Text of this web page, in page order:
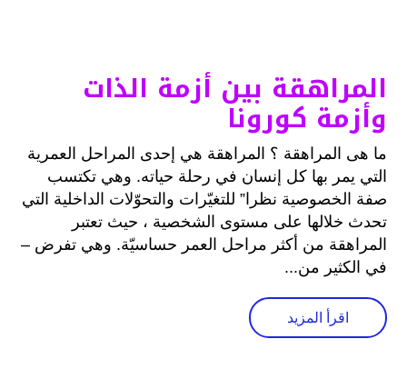
المراهقة بين أزمة الذات
وأزمة كورونا
ما هى المراهقة ؟ المراهقة هي إحدى المراحل العمرية
التي يمر بها كل إنسان في رحلة حياته. وهي تكتسب
صفة الخصوصية نظرا” للتغيّرات والتحوّلات الداخلية التي
تحدث خلالها على مستوى الشخصية ، حيث تعتبر
المراهقة من أكثر مراحل العمر حساسيّة. وهي تفرض –
في الكثير من...
اقرأ المزيد